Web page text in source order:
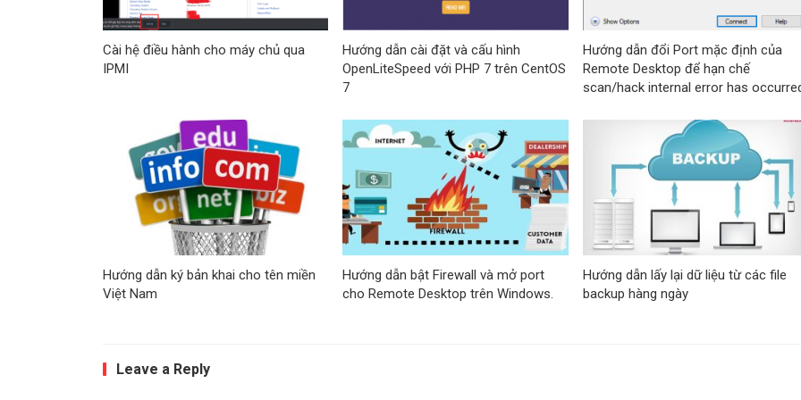
Cài hệ điều hành cho máy chủ qua
IPMI
Hướng dẫn cài đặt và cấu hình
OpenLiteSpeed ​​với PHP 7 trên CentOS
7
Hướng dẫn đổi Port mặc định của
Remote Desktop để hạn chế
scan/hack internal error has
Hướng dẫn ký bản khai cho tên miền
Việt Nam
Hướng dẫn bật Firewall và mở port
cho Remote Desktop trên Windows.
Hướng dẫn lấy lại dữ liệu từ các file
backup hàng ngày
Leave a Reply